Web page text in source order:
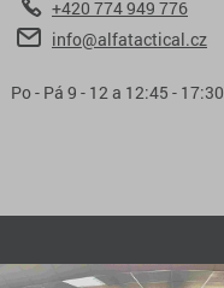
+420 774 949 776
info@alfatactical.cz
Po - Pá 9 - 12 a 12:45 - 17:30